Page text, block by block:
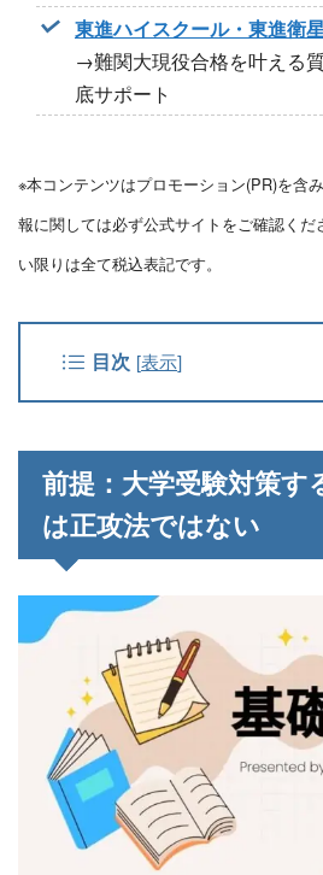
東進ハイスクール・東進衛
→難関大現役合格を叶える
底サポート
※本コンテンツはプロモーション(PR)を含
報に関しては必ず公式サイトをご確認く
い限りは全て税込表記です。
目次 [表示]
前提：大学受験対策す
は正攻法ではない